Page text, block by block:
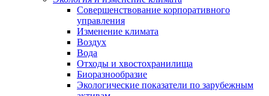
Совершенствование корпоративного
управления
Изменение климата
Воздух
Вода
Отходы и хвостохранилища
Биоразнообразие
Экологические показатели по зарубежным